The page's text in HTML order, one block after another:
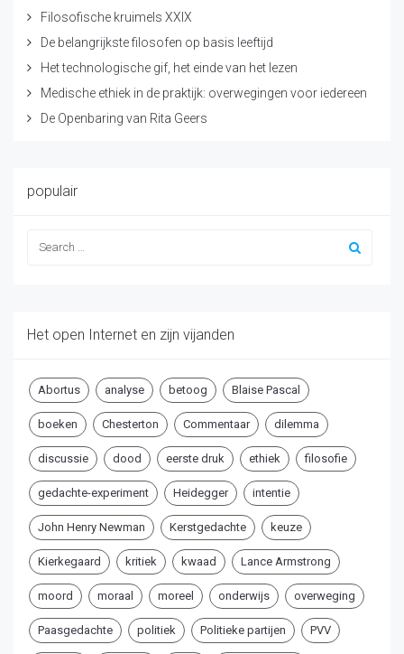
Filosofische kruimels XXIX
De belangrijkste filosofen op basis leeftijd
Het technologische gif, het einde van het lezen
Medische ethiek in de praktijk: overwegingen voor iedereen
De Openbaring van Rita Geers
populair
Het open Internet en zijn vijanden
Abortus analyse betoog Blaise Pascal
boeken Chesterton Commentaar dilemma
discussie dood eerste druk ethiek filosofie
gedachte-experiment Heidegger intentie
John Henry Newman Kerstgedachte keuze
Kierkegaard kritiek kwaad Lance Armstrong
moord moraal moreel onderwijs overweging
Paasgedachte politiek Politieke partijen PVV